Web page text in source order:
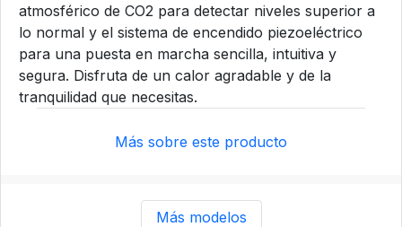
atmosférico de CO2 para detectar niveles superior a
lo normal y el sistema de encendido piezoeléctrico
para una puesta en marcha sencilla, intuitiva y
segura. Disfruta de un calor agradable y de la
tranquilidad que necesitas.
Más sobre este producto
Más modelos